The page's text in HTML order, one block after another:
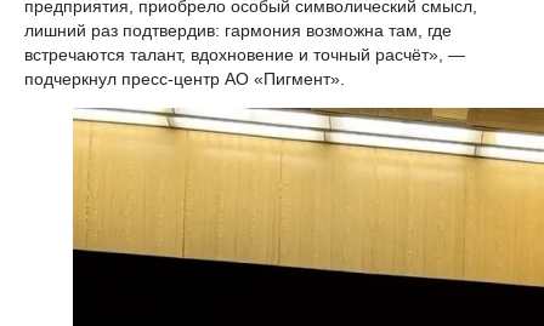
предприятия, приобрело особый символический смысл,
лишний раз подтвердив: гармония возможна там, где
встречаются талант, вдохновение и точный расчёт», —
подчеркнул пресс-центр АО «Пигмент».